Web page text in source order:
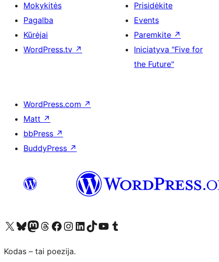
Mokykitės
Pagalba
Kūrėjai
WordPress.tv ↗
Prisidėkite
Events
Paremkite ↗
Iniciatyva "Five for
the Future"
WordPress.com ↗
Matt ↗
bbPress ↗
BuddyPress ↗
Visit our X (formerly Twitter) account
Apsilankykite mūsų Bluesky paskyroje
Visit our Mastodon account
Apsilankykite mūsų Threads paskyroje
Visit our Facebook page
Visit our Instagram account
Visit our LinkedIn account
Apsilankykite mūsų TikTok paskyroje
Visit our YouTube channel
Apsilankykite mūsų Tumblr paskyroje
Kodas – tai poezija.